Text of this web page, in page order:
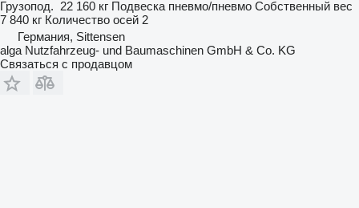
Грузопод. 22 160 кг Подвеска пневмо/пневмо Собственный вес
7 840 кг Количество осей 2
Германия, Sittensen
alga Nutzfahrzeug- und Baumaschinen GmbH & Co. KG
Связаться с продавцом